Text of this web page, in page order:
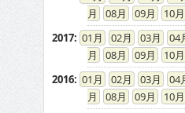
08
09 10
2017: 01 02 03 04
08
09 10
2016: 01 02 03 04
08
09 10